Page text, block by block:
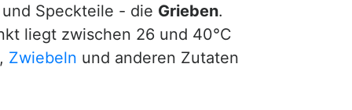
Speckteile - die Grieben.
liegt zwischen 26 und 40°C
, Zwiebeln und anderen Zutaten